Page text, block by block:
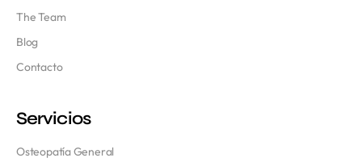
The Team
Blog
Contacto
Servicios
Osteopatía General